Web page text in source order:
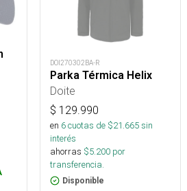
DOI270302BA-R
Parka Térmica Helix
Doite
$ 129.990
en 6cuotas de $21.665sin
interés
ahorras $5.200 por
transferencia.
Disponible